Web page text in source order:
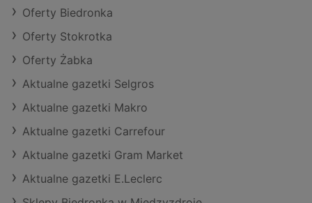
Oferty Biedronka
Oferty Stokrotka
Oferty Żabka
Aktualne gazetki Selgros
Aktualne gazetki Makro
Aktualne gazetki Carrefour
Aktualne gazetki Gram Market
Aktualne gazetki E.Leclerc